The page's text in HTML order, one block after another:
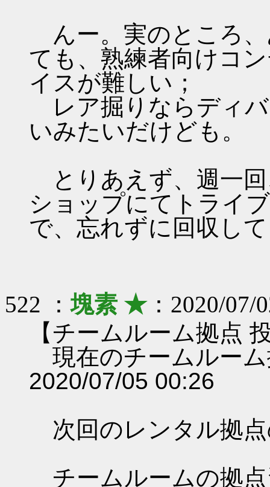
んー。実のところ
ても、熟練者向けコ
イスが難しい；
レア掘りならディ
いみたいだけども。
とりあえず、週一
ショップにてトライ
で、忘れずに回収し
522 ：塊素 ★：2020/07/
【チームルーム拠点
現在のチームルー
2020/07/05 00:26
次回のレンタル拠
チームルームの拠